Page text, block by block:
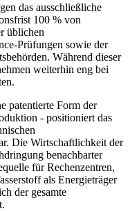
das ausschließliche
100 % von
üblichen
Prüfungen sowie der
Während dieser
weiterhin eng bei
patentierte Form der
- positioniert das
Die Wirtschaftlichkeit der
benachbarter
für Rechenzentren,
als Energieträger
der gesamte